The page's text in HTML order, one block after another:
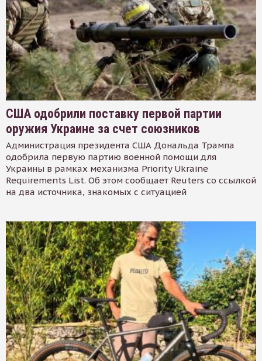
США одобрили поставку первой партии
оружия Украине за счет союзников
Администрация президента США Дональда Трампа
одобрила первую партию военной помощи для
Украины в рамках механизма Priority Ukraine
Requirements List. Об этом сообщает Reuters со ссылкой
на два источника, знакомых с ситуацией